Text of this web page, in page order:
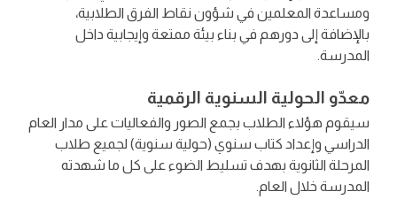
ومساعدة المعلمين في شؤون نقاط الفرق الطلابية،
بالإضافة إلى دورهم في بناء بيئة ممتعة وإيجابية داخل
المدرسة.
معدّو الحولية السنوية الرقمية
سيقوم هؤلاء الطلاب بجمع الصور والفعاليات على مدار العام
الدراسي وإعداد كتاب سنوي (حولية سنوية) لجميع طلاب
المرحلة الثانوية بهدف تسليط الضوء على كل ما شهدته
المدرسة خلال العام.